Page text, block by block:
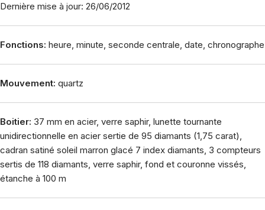
Dernière mise à jour: 26/06/2012
Fonctions: heure, minute, seconde centrale, date, chronographe
Mouvement: quartz
Boitier: 37 mm en acier, verre saphir, lunette tournante
unidirectionnelle en acier sertie de 95 diamants (1,75 carat),
cadran satiné soleil marron glacé 7 index diamants, 3 compteurs
sertis de 118 diamants, verre saphir, fond et couronne vissés,
étanche à 100 m